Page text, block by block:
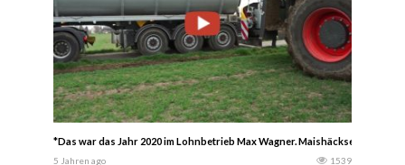
*Das war das Jahr 2020 im Lohnbetrieb Max Wagner. Maishäckseln,
5 Jahren ago 1539